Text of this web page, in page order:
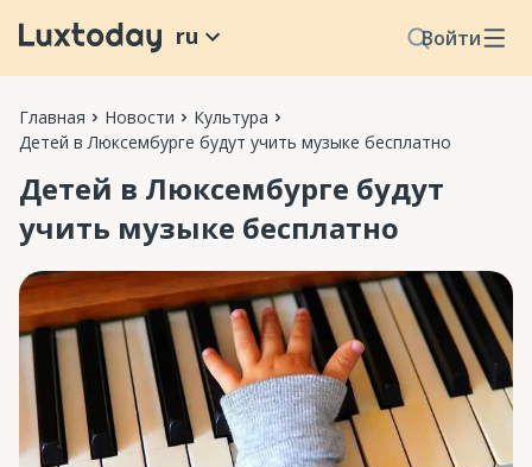
Войти
ru
Главная Новости
Культура
Детей в Люксембурге будут учить музыке бесплатно
Детей в Люксембурге будут
учить музыке бесплатно